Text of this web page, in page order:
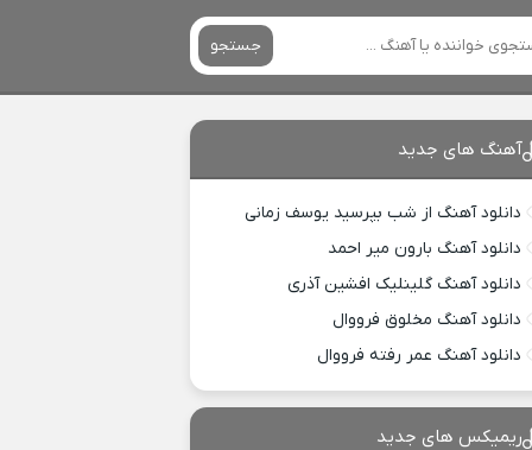
جستجو
آهنگ های جدید
دانلود آهنگ از شب بپرسید یوسف زمانی
دانلود آهنگ بارون میر احمد
دانلود آهنگ گلینلیک افشین آذری
دانلود آهنگ مخلوق فرووال
دانلود آهنگ عمر رفته فرووال
ریمیکس های جدید